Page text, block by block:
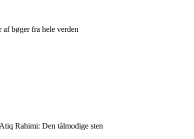
bøger fra hele verden
Rahimi: Den tålmodige sten